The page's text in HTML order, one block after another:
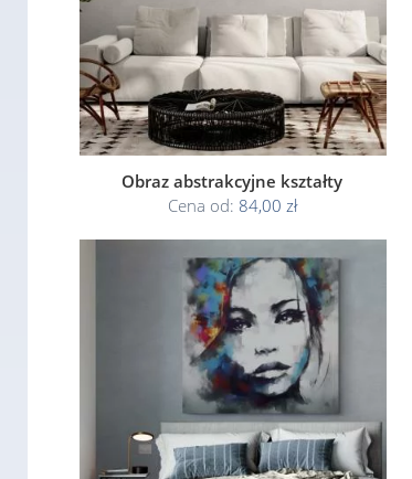
Obraz abstrakcyjne kształty
Cena od: 84,00 zł